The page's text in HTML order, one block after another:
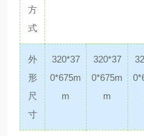
方
式
外
形
尺
寸
320*37
0*675m
m
320*37
0*675m
m